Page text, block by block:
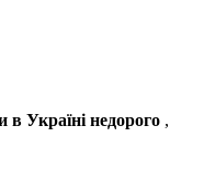
в Україні недорого ,